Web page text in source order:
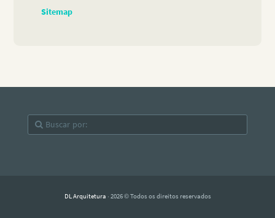
Sitemap
DL Arquitetura · 2026 © Todos os direitos reservados